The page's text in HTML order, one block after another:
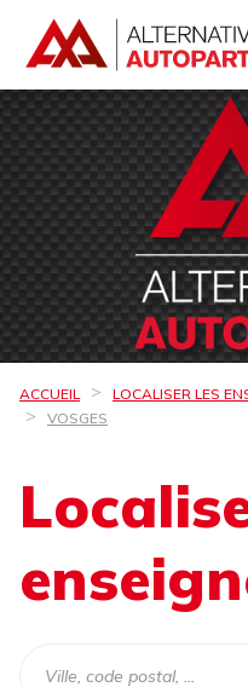
ACCUEIL LOCALISER LES
VOSGES